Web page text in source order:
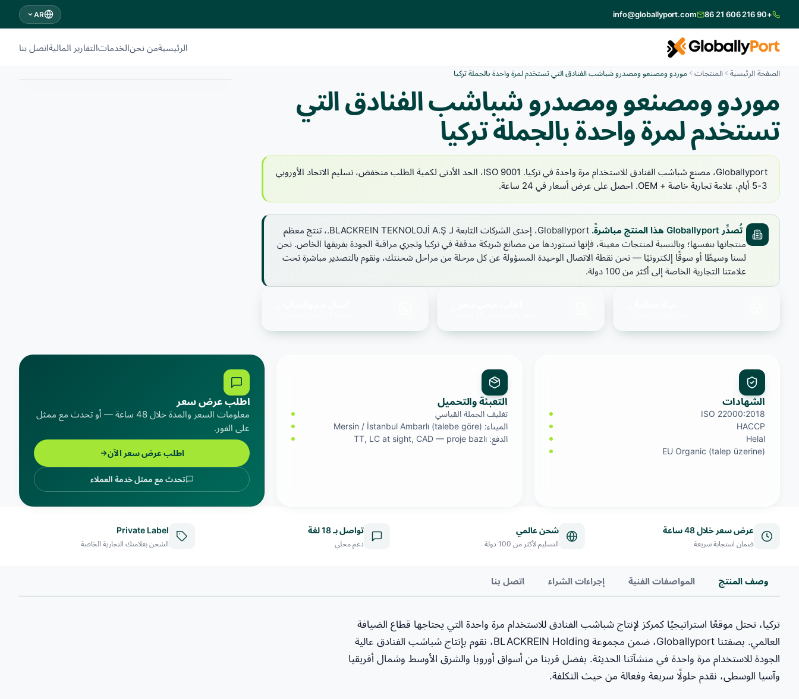
+90 216 606 21 86
info@globallyport.com
AR
الرئيسيةمن نحنالخدماتالتقارير الماليةاتصل بنا
الصفحة الرئيسية المنتجات موردو ومصنعو ومصدرو شباشب الفنادق التي تستخدم لمرة واحدة بالجملة تركيا
موردو ومصنعو ومصدرو شباشب الفنادق التي
تستخدم لمرة واحدة بالجملة تركيا
Globallyport، مصنع شباشب الفنادق للاستخدام مرة واحدة في تركيا. ISO 9001، الحد الأدنى لكمية الطلب منخفض، تسليم الاتحاد الأوروبي
3-5 أيام، علامة تجارية خاصة + OEM. احصل على عرض أسعار في 24 ساعة.
تُصدِّر Globallyport هذا المنتج مباشرةً.
Globallyport، إحدى الشركات التابعة لـ BLACKREIN TEKNOLOJİ A.Ş.، تنتج معظم
منتجاتها بنفسها؛ وبالنسبة لمنتجات معينة، فإنها تستوردها من مصانع شريكة مدققة في تركيا وتجري مراقبة الجودة بفريقها الخاص. نحن
لسنا وسيطًا أو سوقًا إلكترونيًا — نحن نقطة الاتصال الوحيدة المسؤولة عن كل مرحلة من مراحل شحنتك، ونقوم بالتصدير مباشرة تحت
علامتنا التجارية الخاصة إلى أكثر من 100 دولة.
الشهادات
ISO 22000:2018
HACCP
Helal
EU Organic (talep üzerine)
التعبئة والتحميل
تغليف الجملة القياسي
الميناء: Mersin / İstanbul Ambarlı (talebe göre)
الدفع: TT, LC at sight, CAD — proje bazlı
اطلب عرض سعر
معلومات السعر والمدة خلال 48 ساعة — أو تحدث مع ممثل
على الفور.
اطلب عرض سعر الآن
تحدث مع ممثل خدمة العملاء
عرض سعر خلال 48 ساعة
ضمان استجابة سريعة
شحن عالمي
التسليم لأكثر من 100 دولة
تواصل بـ 18 لغة
دعم محلي
Private Label
الشحن بعلامتك التجارية الخاصة
وصف المنتج المواصفات الفنية إجراءات الشراء اتصل بنا
تركيا، تحتل موقعًا استراتيجيًا كمركز لإنتاج شباشب الفنادق للاستخدام مرة واحدة التي يحتاجها قطاع الضيافة
العالمي. بصفتنا Globallyport، ضمن مجموعة BLACKREIN Holding، نقوم بإنتاج شباشب الفنادق عالية
الجودة للاستخدام مرة واحدة في منشآتنا الحديثة. بفضل قربنا من أسواق أوروبا والشرق الأوسط وشمال أفريقيا
وآسيا الوسطى، نقدم حلولًا سريعة وفعالة من حيث التكلفة.